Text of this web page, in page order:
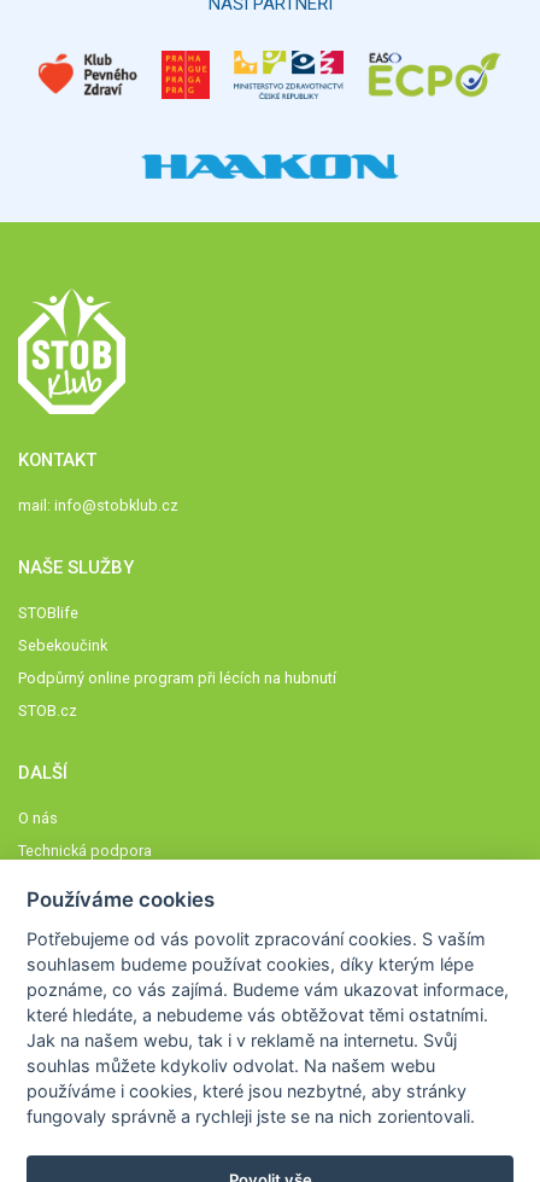
KONTAKT
mail: info@stobklub.cz
NAŠE SLUŽBY
STOBlife
Sebekoučink
Podpůrný online program při lécích na hubnutí
STOB.cz
DALŠÍ
O nás
Technická podpora
Členové STOBklubu
Zásady nakládání s osobními údaji
Otestujte se
Spočítejte si
Výzva 52
Používáme cookies
Potřebujeme od vás povolit zpracování cookies. S vaším
souhlasem budeme používat cookies, díky kterým lépe
poznáme,co vás zajímá. Budeme vám ukazovat informace,
které hledáte, a nebudeme vás obtěžovat těmi ostatními.
Jak na našem webu, tak i v reklamě na internetu. Svůj
souhlas můžete kdykoliv odvolat. Na našem webu
používáme i cookies, které jsou nezbytné, aby stránky
fungovaly správně a rychleji jste se na nich zorientovali.